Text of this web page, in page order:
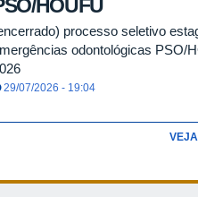
HOUFU
processo seletivo
odontológicas PSO/
29/07/2026 - 19:04